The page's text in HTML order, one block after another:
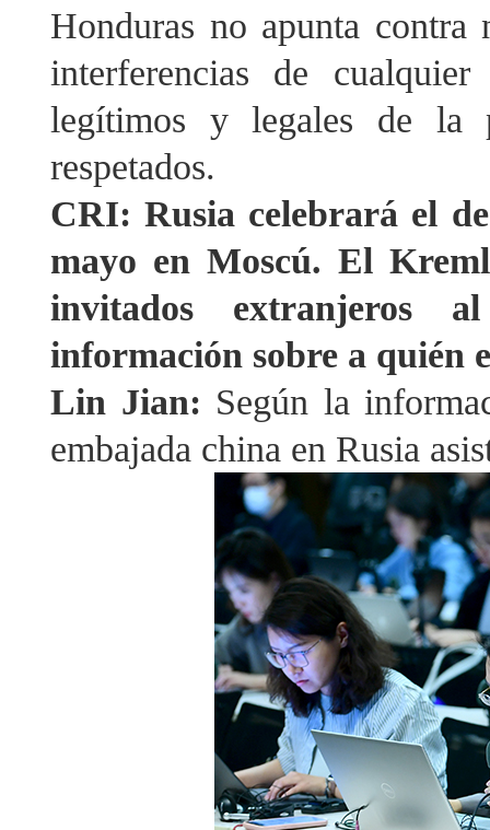
Honduras no apunta
interferencias de
legítimos y legales de la
respetados.
CRI: Rusia celebrará el
mayo en Moscú. El
invitados extranjeros
información sobre a quién
Lin Jian: Según la
embajada china en Rusia